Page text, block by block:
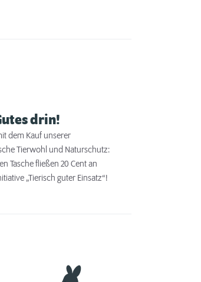
drin!
dem Kauf unserer
Tierwohl und Naturschutz:
Tasche fließen 20 Cent an
„Tierisch guter Einsatz“!